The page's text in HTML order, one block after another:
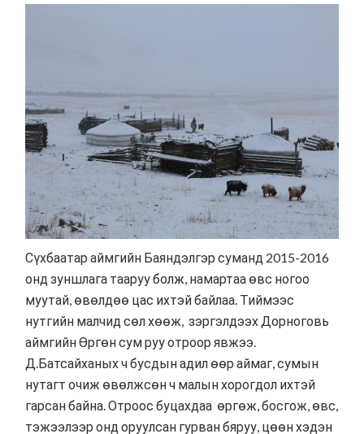
Сүхбаатар аймгийн Баяндэлгэр суманд 2015-2016
онд зуншлага тааруу болж, намартаа өвс ногоо
муутай, өвөлдөө цас ихтэй байлаа. Тиймээс
нутгийн малчид сөл хөөж, зэргэлдээх Дорноговь
аймгийн Өргөн сум руу отроор явжээ.
Д.Батсайханых ч бусдын адил өөр аймаг, сумын
нутагт очиж өвөлжсөн ч малын хорогдол ихтэй
гарсан байна. Отроос буцахдаа өргөж, босгож, өвс,
тэжээлээр онд оруулсан гурван бяруу, цөөн хэдэн